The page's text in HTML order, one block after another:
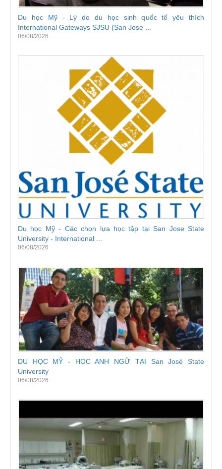
Du học Mỹ - Lý do du học sinh quốc tế yêu thích
International Gateways SJSU (San Jose ...
06/08/2026
Du học Mỹ - Các chọn lựa học tập tại San Jose State
University - International ...
06/08/2026
DU HỌC MỸ - HỌC ANH NGỮ TẠI San José State
University
06/08/2026